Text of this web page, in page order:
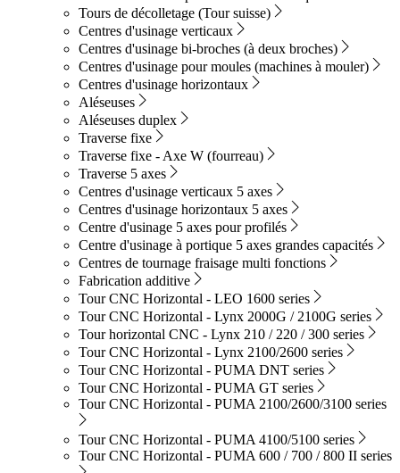
Tours de décolletage (Tour suisse)
Centres d'usinage verticaux
Centres d'usinage bi-broches (à deux broches)
Centres d'usinage pour moules (machines à mouler)
Centres d'usinage horizontaux
Aléseuses
Aléseuses duplex
Traverse fixe
Traverse fixe - Axe W (fourreau)
Traverse 5 axes
Centres d'usinage verticaux 5 axes
Centres d'usinage horizontaux 5 axes
Centre d'usinage 5 axes pour profilés
Centre d'usinage à portique 5 axes grandes capacités
Centres de tournage fraisage multi fonctions
Fabrication additive
Tour CNC Horizontal - LEO 1600 series
Tour CNC Horizontal - Lynx 2000G / 2100G series
Tour horizontal CNC - Lynx 210 / 220 / 300 series
Tour CNC Horizontal - Lynx 2100/2600 series
Tour CNC Horizontal - PUMA DNT series
Tour CNC Horizontal - PUMA GT series
Tour CNC Horizontal - PUMA 2100/2600/3100 series
Tour CNC Horizontal - PUMA 4100/5100 series
Tour CNC Horizontal - PUMA 600 / 700 / 800 II series